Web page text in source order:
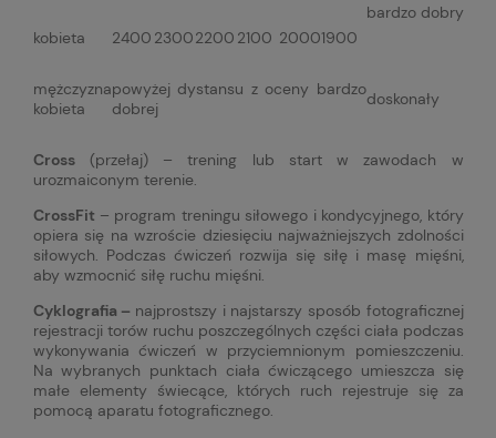
bardzo dobry
kobieta
2400 23002200 2100 20001900
mężczyzna
kobieta
powyżej dystansu z oceny bardzo
dobrej
doskonały
Cross(przełaj) – trening lub start w zawodach w
urozmaiconym terenie.
CrossFit – program treningu siłowego i kondycyjnego, który
opiera się na wzroście dziesięciu najważniejszych zdolności
siłowych. Podczas ćwiczeń rozwija się siłę i masę mięśni,
aby wzmocnić siłę ruchu mięśni.
Cyklografia – najprostszy i najstarszy sposób fotograficznej
rejestracji torów ruchu poszczególnych części ciała podczas
wykonywania ćwiczeń w przyciemnionym pomieszczeniu.
Na wybranych punktach ciała ćwiczącego umieszcza się
małe elementy świecące, których ruch rejestruje się za
pomocą aparatu fotograficznego.